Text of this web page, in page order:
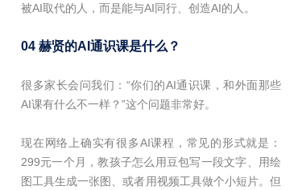
被AI取代的人，而是能与AI同行、创造AI的人。
04 赫贤的AI通识课是什么？
很多家长会问我们：“你们的AI通识课，和外面那些
AI课有什么不一样？”这个问题非常好。
现在网络上确实有很多AI课程，常见的形式就是：
299元一个月，教孩子怎么用豆包写一段文字、用绘
图工具生成一张图、或者用视频工具做个小短片。但